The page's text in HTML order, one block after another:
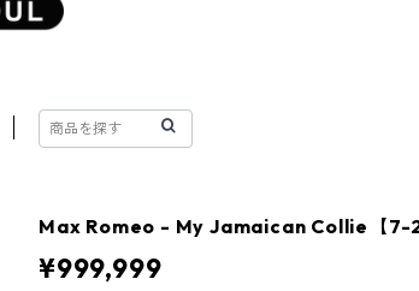
Max Romeo - My Jamaican Collie【7-
¥999,999